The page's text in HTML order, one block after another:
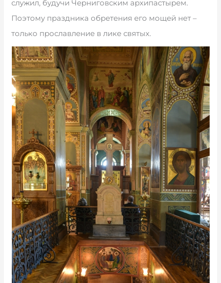
служил, будучи Черниговским архипастырем.
Поэтому праздника обретения его мощей нет –
только прославление в лике святых.